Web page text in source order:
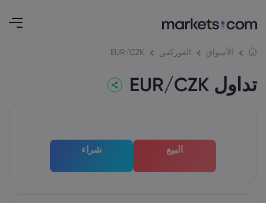
الأسواق الفوركس EUR/CZK
تداول EUR/CZK
البيع شراء